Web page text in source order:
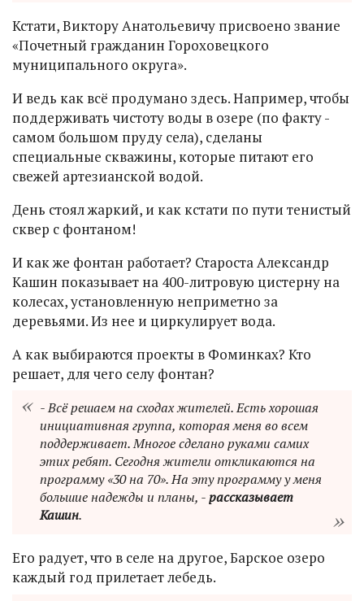
Кстати, Виктору Анатольевичу присвоено звание
«Почетный гражданин Гороховецкого
муниципального округа».
И ведь как всё продумано здесь. Например, чтобы
поддерживать чистоту воды в озере (по факту -
самом большом пруду села), сделаны
специальные скважины, которые питают его
свежей артезианской водой.
День стоял жаркий, и как кстати по пути тенистый
сквер с фонтаном!
И как же фонтан работает? Староста Александр
Кашин показывает на 400-литровую цистерну на
колесах, установленную неприметно за
деревьями. Из нее и циркулирует вода.
А как выбираются проекты в Фоминках? Кто
решает, для чего селу фонтан?
- Всё решаем на сходах жителей. Есть хорошая
инициативная группа, которая меня во всем
поддерживает. Многое сделано руками самих
этих ребят. Сегодня жители откликаются на
программу «30 на 70». На эту программу у меня
большие надежды и планы, -рассказывает
Кашин.
Его радует, что в селе на другое, Барское озеро
каждый год прилетает лебедь.